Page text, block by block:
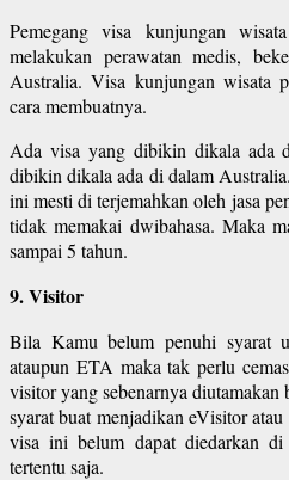
Pemegang visa kunjungan
melakukan perawatan medis,
Australia. Visa kunjungan wisata
cara membuatnya.
Ada visa yang dibikin dikala ada
dibikin dikala ada di dalam
ini mesti di terjemahkan oleh jasa
tidak memakai dwibahasa. Maka
sampai 5 tahun.
9. Visitor
Bila Kamu belum penuhi syarat
ataupun ETA maka tak perlu
visitor yang sebenarnya
syarat buat menjadikan eVisitor
visa ini belum dapat diedarkan di
tertentu saja.